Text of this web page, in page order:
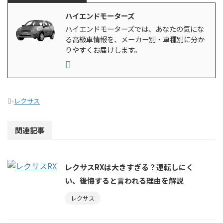
ハイエンドモーターズ
ハイエンドモーターズでは、あなたの気にな
る高級車情報を、メーカー別・車種別に分か
りやすくお届けします。
- レクサス
関連記事
レクサスRXは大きすぎる？運転しにく
い、後悔すると言われる理由を解説
レクサス